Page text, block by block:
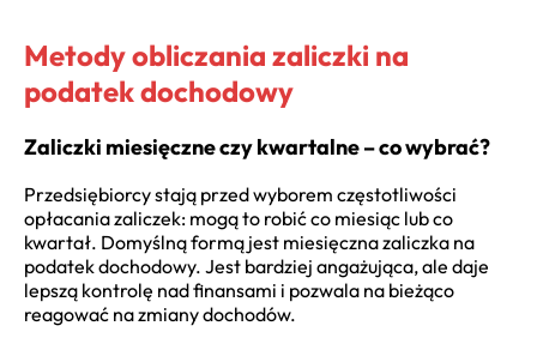
Metody obliczania zaliczki na
podatek dochodowy
Zaliczki miesięczne czy kwartalne – co wybrać?
Przedsiębiorcy stają przed wyborem częstotliwości
opłacania zaliczek: mogą to robić co miesiąc lub co
kwartał. Domyślną formą jest miesięczna zaliczka na
podatek dochodowy. Jest bardziej angażująca, ale daje
lepszą kontrolę nad finansami i pozwala na bieżąco
reagować na zmiany dochodów.